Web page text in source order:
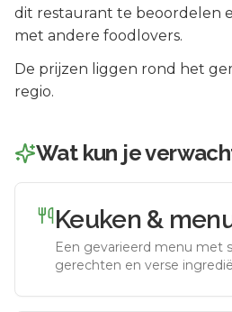
dit restaurant te beoordelen
met andere foodlovers.
De prijzen liggen rond het
regio.
Wat kun je
Keuken &
Een gevarieerd menu met
gerechten en verse